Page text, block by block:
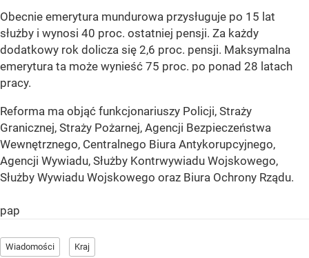
Obecnie emerytura mundurowa przysługuje po 15 lat
służby i wynosi 40 proc. ostatniej pensji. Za każdy
dodatkowy rok dolicza się 2,6 proc. pensji. Maksymalna
emerytura ta może wynieść 75 proc. po ponad 28 latach
pracy.
Reforma ma objąć funkcjonariuszy Policji, Straży
Granicznej, Straży Pożarnej, Agencji Bezpieczeństwa
Wewnętrznego, Centralnego Biura Antykorupcyjnego,
Agencji Wywiadu, Służby Kontrwywiadu Wojskowego,
Służby Wywiadu Wojskowego oraz Biura Ochrony Rządu.
pap
Wiadomości Kraj